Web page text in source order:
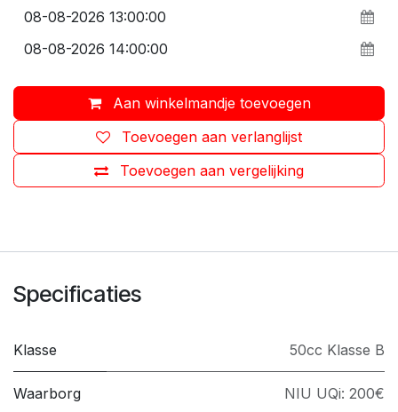
Aan winkelmandje toevoegen
Toevoegen aan vergelijking
Toevoegen aan verlanglijst
Specificaties
Klasse 50cc Klasse B
Waarborg NIU UQi: 200€